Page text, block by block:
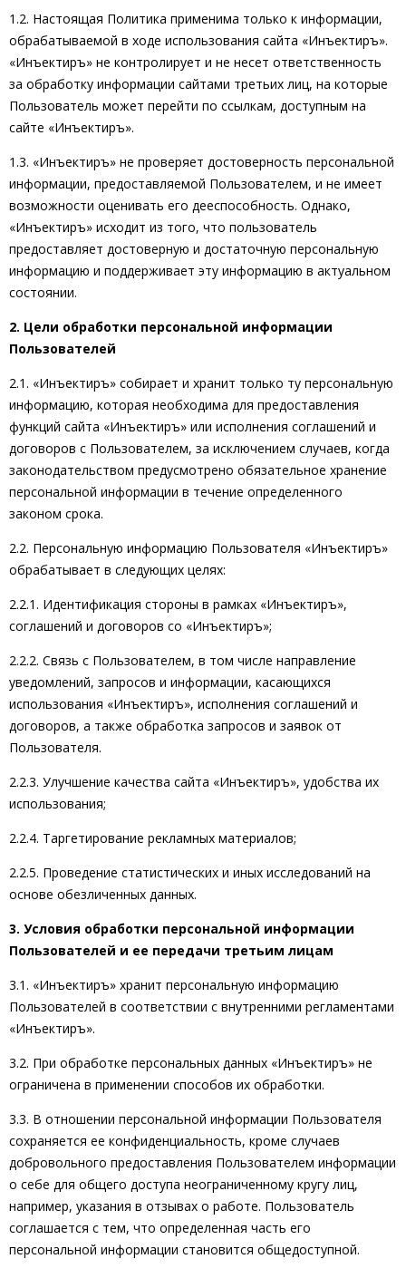
1.2. Настоящая Политика применима только к информации,
обрабатываемой в ходе использования сайта «Инъектиръ».
«Инъектиръ» не контролирует и не несет ответственность
за обработку информации сайтами третьих лиц, на которые
Пользователь может перейти по ссылкам, доступным на
сайте «Инъектиръ».
1.3. «Инъектиръ» не проверяет достоверность персональной
информации, предоставляемой Пользователем, и не имеет
возможности оценивать его дееспособность. Однако,
«Инъектиръ» исходит из того, что пользователь
предоставляет достоверную и достаточную персональную
информацию и поддерживает эту информацию в актуальном
состоянии.
2. Цели обработки персональной информации
Пользователей
2.1. «Инъектиръ» собирает и хранит только ту персональную
информацию, которая необходима для предоставления
функций сайта «Инъектиръ» или исполнения соглашений и
договоров с Пользователем, за исключением случаев, когда
законодательством предусмотрено обязательное хранение
персональной информации в течение определенного
законом срока.
2.2. Персональную информацию Пользователя «Инъектиръ»
обрабатывает в следующих целях:
2.2.1. Идентификация стороны в рамках «Инъектиръ»,
соглашений и договоров со «Инъектиръ»;
2.2.2. Связь с Пользователем, в том числе направление
уведомлений, запросов и информации, касающихся
использования «Инъектиръ», исполнения соглашений и
договоров, а также обработка запросов и заявок от
Пользователя.
2.2.3. Улучшение качества сайта «Инъектиръ», удобства их
использования;
2.2.4. Таргетирование рекламных материалов;
2.2.5. Проведение статистических и иных исследований на
основе обезличенных данных.
3. Условия обработки персональной информации
Пользователей и ее передачи третьим лицам
3.1. «Инъектиръ» хранит персональную информацию
Пользователей в соответствии с внутренними регламентами
«Инъектиръ».
3.2. При обработке персональных данных «Инъектиръ» не
ограничена в применении способов их обработки.
3.3. В отношении персональной информации Пользователя
сохраняется ее конфиденциальность, кроме случаев
добровольного предоставления Пользователем информации
о себе для общего доступа неограниченному кругу лиц,
например, указания в отзывах о работе. Пользователь
соглашается с тем, что определенная часть его
персональной информации становится общедоступной.